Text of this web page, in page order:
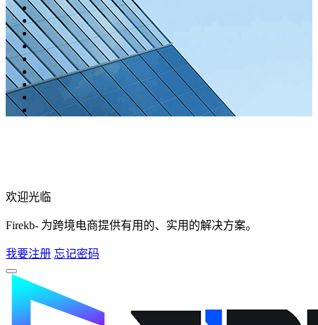
欢迎光临
Firekb- 为跨境电商提供有用的、实用的解决方案。
我要注册 忘记密码